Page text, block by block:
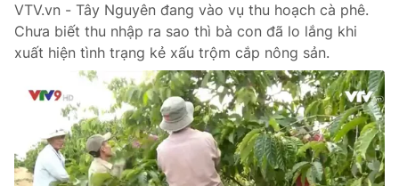
VTV.vn - Tây Nguyên đang vào vụ thu hoạch cà phê.
Chưa biết thu nhập ra sao thì bà con đã lo lắng khi
xuất hiện tình trạng kẻ xấu trộm cắp nông sản.